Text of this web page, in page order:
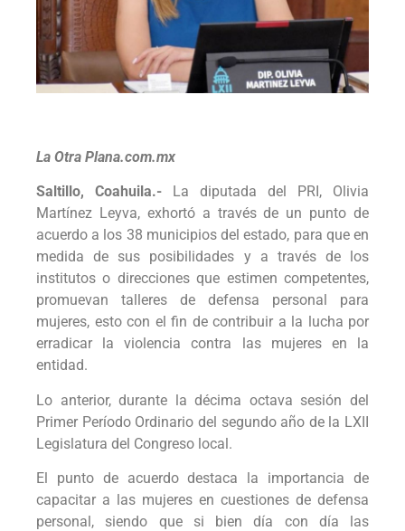
La Otra Plana.com.mx
Saltillo, Coahuila.- La diputada del PRI, Olivia
Martínez Leyva, exhortó a través de un punto de
acuerdo a los 38 municipios del estado, para que en
medida de sus posibilidades y a través de los
institutos o direcciones que estimen competentes,
promuevan talleres de defensa personal para
mujeres, esto con el fin de contribuir a la lucha por
erradicar la violencia contra las mujeres en la
entidad.
Lo anterior, durante la décima octava sesión del
Primer Período Ordinario del segundo año de la LXII
Legislatura del Congreso local.
El punto de acuerdo destaca la importancia de
capacitar a las mujeres en cuestiones de defensa
personal, siendo que si bien día con día las